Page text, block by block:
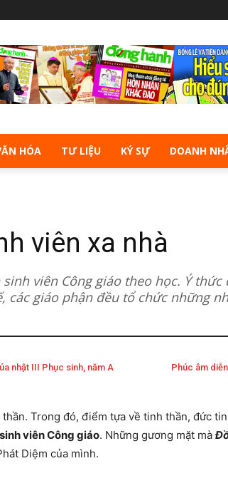
HÓA TƯ LIỆU KÝ SỰ DOANH
viên xa nhà
viên Công giáo theo học. Ý
giáo phận đều tổ chức những
nhật III Phục sinh, năm A Phúc âm
Trong đó, điểm tựa về tinh thần, đức
sinh viên Công giáo. Những gương mặt mà
Diệm của mình.